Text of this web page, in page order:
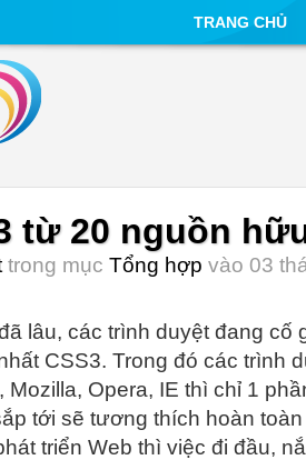
TRANG CHỦ
từ 20 nguồn
trong mục Tổng hợp vào 03
lâu, các trình duyệt đang cố
CSS3. Trong đó các trình
Mozilla, Opera, IE thì chỉ 1
tới sẽ tương thích hoàn
triển Web thì việc đi đầu,